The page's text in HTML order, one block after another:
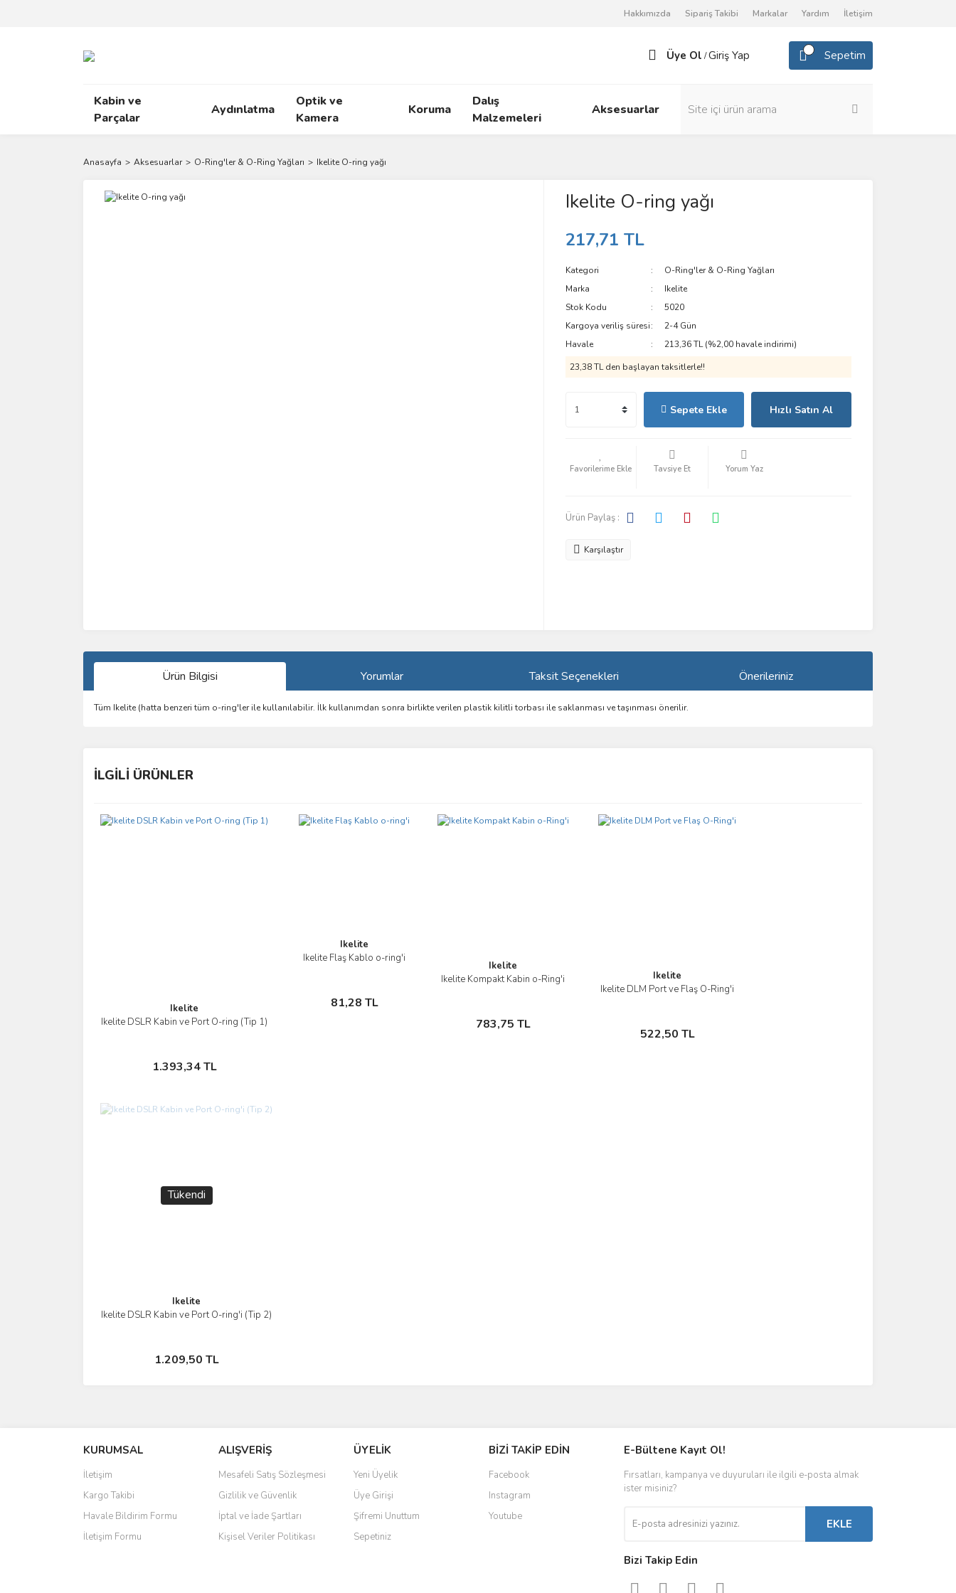
Hakkımızda Sipariş Takibi Markalar Yardım İletişim
Üye Ol /Giriş Yap Sepetim
Kabin ve
Parçalar
Aydınlatma
Optik ve
Kamera
Koruma
Dalış
Malzemeleri
Aksesuarlar
Anasayfa Aksesuarlar O-Ring'ler & O-Ring Yağları Ikelite O-ring yağı
Ikelite O-ring yağı
217,71 TL
Kategori
O-Ring'ler & O-Ring Yağları
Marka
Ikelite
Stok Kodu
5020
Kargoya veriliş süresi
2-4 Gün
Havale
213,36 TL (%2,00 havale indirimi)
23,38 TL den başlayan taksitlerle!!
Sepete Ekle Hızlı Satın Al
Tavsiye Et Yorum Yaz
Ürün Paylaş :
Karşılaştır
Ürün Bilgisi Yorumlar Taksit Seçenekleri Önerileriniz
Tüm Ikelite (hatta benzeri tüm o-ring'ler ile kullanılabilir. İlk kullanımdan sonra birlikte verilen plastik kilitli torbası ile saklanması ve taşınması önerilir.
Ürün açıklamasında eksik bilgiler bulunuyor.
Gönder
İLGİLİ ÜRÜNLER
Ikelite
Ikelite DSLR Kabin ve Port O-ring (Tip 1)
1.393,34 TL
İncele
Sepete Ekle
Ikelite
Ikelite Flaş Kablo o-ring'i
81,28 TL
İncele
Ekle
Ikelite
Ikelite Kompakt Kabin o-Ring'i
783,75 TL
İncele
Sepete Ekle
Ikelite
Ikelite DLM Port ve Flaş O-Ring'i
522,50 TL
İncele
Sepete Ekle
Tükendi
Ikelite
Ikelite DSLR Kabin ve Port O-ring'i (Tip 2)
1.209,50 TL
İncele
Stokta Yok
KURUMSAL
İletişim
Kargo Takibi
Havale Bildirim Formu
İletişim Formu
ALIŞVERİŞ
Mesafeli Satış Sözleşmesi
Gizlilik ve Güvenlik
İptal ve İade Şartları
Kişisel Veriler Politikası
ÜYELİK
Yeni Üyelik
Üye Girişi
Şifremi Unuttum
Sepetiniz
BİZİ TAKİP EDİN
Facebook
Instagram
Youtube
E-Bültene Kayıt Ol!
Fırsatları, kampanya ve duyuruları ile ilgili e-posta almak
ister misiniz?
EKLE
Bizi Takip Edin